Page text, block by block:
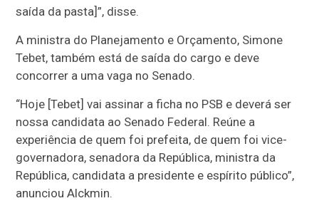
saída da pasta]”, disse.
A ministra do Planejamento e Orçamento, Simone
Tebet, também está de saída do cargo e deve
concorrer a uma vaga no Senado.
“Hoje [Tebet] vai assinar a ficha no PSB e deverá ser
nossa candidata ao Senado Federal. Reúne a
experiência de quem foi prefeita, de quem foi vice-
governadora, senadora da República, ministra da
República, candidata a presidente e espírito público”,
anunciou Alckmin.